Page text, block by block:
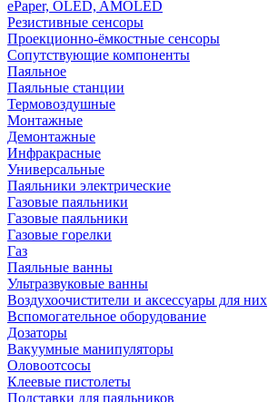
ePaper, OLED, AMOLED
Резистивные сенсоры
Проекционно-ёмкостные сенсоры
Сопутствующие компоненты
Паяльное
Паяльные станции
Термовоздушные
Монтажные
Демонтажные
Инфракрасные
Универсальные
Паяльники электрические
Газовые паяльники
Газовые паяльники
Газовые горелки
Газ
Паяльные ванны
Ультразвуковые ванны
Воздухоочистители и аксессуары для них
Вспомогательное оборудование
Дозаторы
Вакуумные манипуляторы
Оловоотсосы
Клеевые пистолеты
Подставки для паяльников